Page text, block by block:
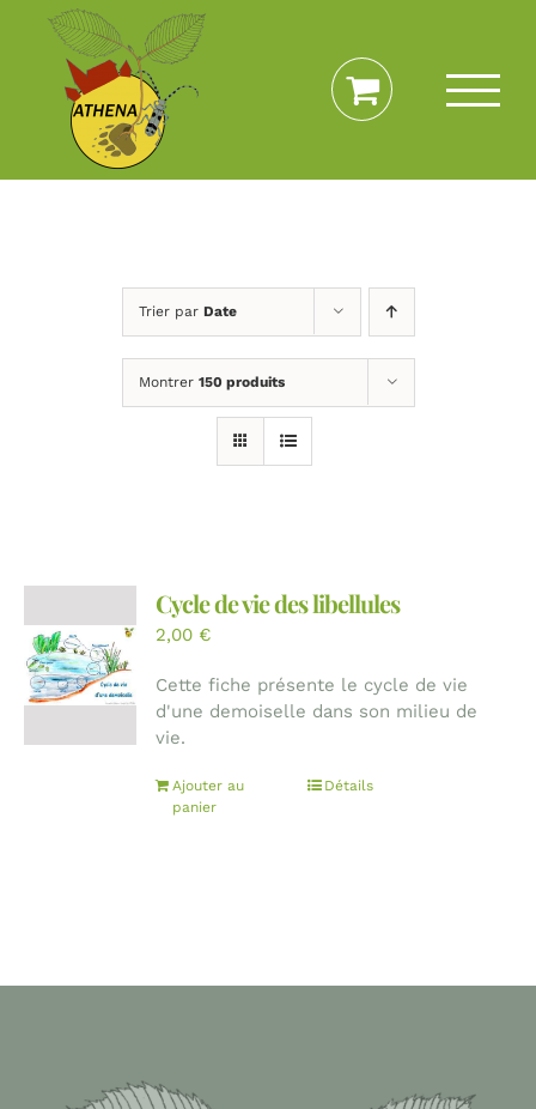
Passer
contenu
Trier par Date
Montrer 150 produits
Cycle de vie des libellules
2,00 €
Cette fiche présente le cycle de vie
d'une demoiselle dans son milieu de
vie.
Ajouter au
panier
Détails